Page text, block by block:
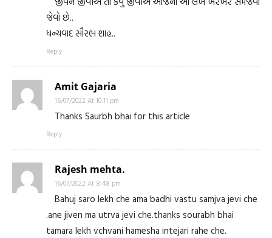
જેવો છે..
ધન્યવાદ સૌરભ શાહ..
Reply
Amit Gajaria
16/07/2022 At 10:11 pm
Thanks Saurbh bhai for this article
Reply
Rajesh mehta.
16/07/2022 At 8:48 pm
Bahuj saro lekh che ama badhi vastu samjva jevi che
.ane jiven ma utrva jevi che.thanks sourabh bhai
tamara lekh vchvani hamesha intejari rahe che.